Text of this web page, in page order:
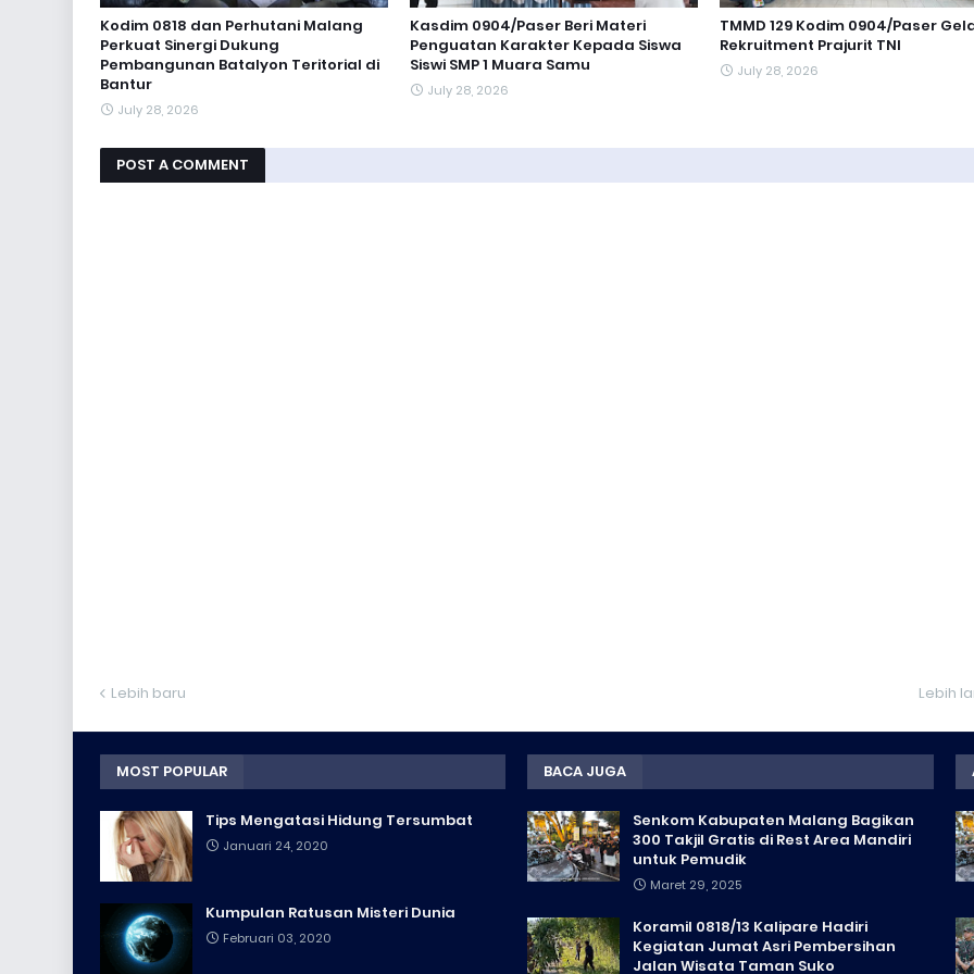
Kodim 0818 dan Perhutani Malang
Perkuat Sinergi Dukung
Pembangunan Batalyon Teritorial di
Bantur
July 28, 2026
Kasdim 0904/Paser Beri Materi
Penguatan Karakter Kepada Siswa
Siswi SMP 1 Muara Samu
July 28, 2026
TMMD 129 Kodim 0904/Paser
Rekruitment Prajurit TNI
July 28, 2026
POST A COMMENT
Lebih baru Lebih
MOST POPULAR
Tips Mengatasi Hidung Tersumbat
Januari 24, 2020
Kumpulan Ratusan Misteri Dunia
Februari 03, 2020
BACA JUGA
Senkom Kabupaten Malang Bagikan
300 Takjil Gratis di Rest Area Mandiri
untuk Pemudik
Maret 29, 2025
Koramil 0818/13 Kalipare Hadiri
Kegiatan Jumat Asri Pembersihan
Jalan Wisata Taman Suko